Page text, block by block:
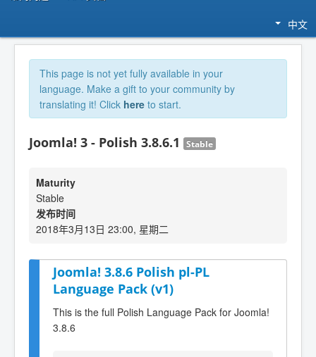
中文
This page is not yet fully available in your
language. Make a gift to your community by
translating it! Click here to start.
Joomla! 3 - Polish 3.8.6.1 Stable
Maturity
Stable
发布时间
2018年3月13日 23:00, 星期二
Joomla! 3.8.6 Polish pl-PL
Language Pack (v1)
This is the full Polish Language Pack for Joomla!
3.8.6